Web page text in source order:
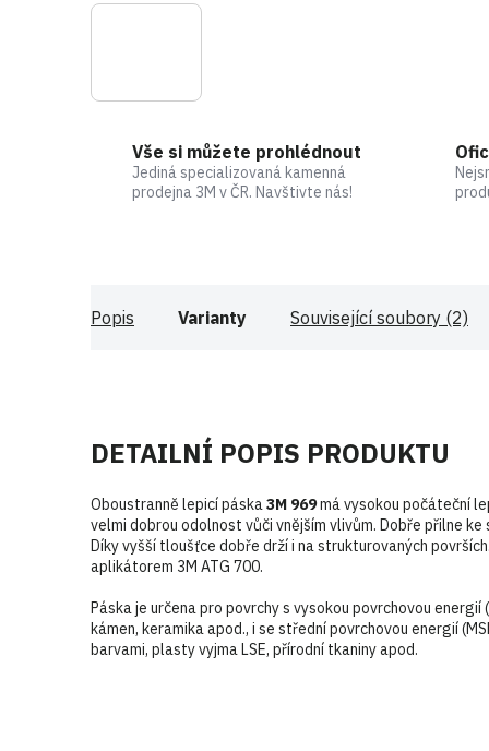
Vše si můžete prohlédnout
Jediná specializovaná kamenná
prodejna 3M v ČR. Navštivte nás!
Varianty
Popis Související soubory (2)
DETAILNÍ POPIS PRODUKTU
Oboustranně lepicí páska3M 969má vysokou počáteční
velmi dobrou odolnost vůči vnějším vlivům. Dobře přilne
Díky vyšší tloušťce dobře drží i na strukturovaných
aplikátorem 3M ATG 700.
Páska je určena pro povrchy s vysokou povrchovou energií
kámen, keramika apod., i se střední povrchovou energií
barvami, plasty vyjma LSE, přírodní tkaniny apod.